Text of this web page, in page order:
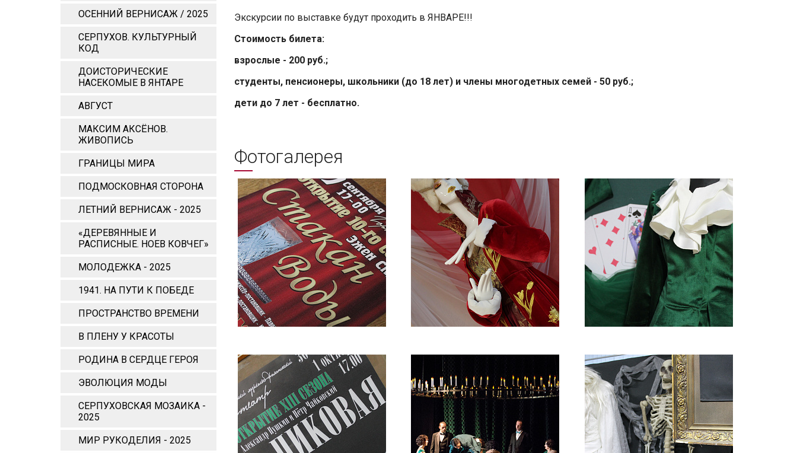
ОСЕННИЙ ВЕРНИСАЖ / 2025
СЕРПУХОВ. КУЛЬТУРНЫЙ
КОД
ДОИСТОРИЧЕСКИЕ
НАСЕКОМЫЕ В ЯНТАРЕ
АВГУСТ
МАКСИМ АКСЁНОВ.
ЖИВОПИСЬ
ГРАНИЦЫ МИРА
ПОДМОСКОВНАЯ СТОРОНА
ЛЕТНИЙ ВЕРНИСАЖ - 2025
«ДЕРЕВЯННЫЕ И
РАСПИСНЫЕ. НОЕВ КОВЧЕГ»
МОЛОДЕЖКА - 2025
1941. НА ПУТИ К ПОБЕДЕ
ПРОСТРАНСТВО ВРЕМЕНИ
В ПЛЕНУ У КРАСОТЫ
РОДИНА В СЕРДЦЕ ГЕРОЯ
ЭВОЛЮЦИЯ МОДЫ
СЕРПУХОВСКАЯ МОЗАИКА -
2025
МИР РУКОДЕЛИЯ - 2025
Экскурсии по выставке будут проходить в ЯНВАРЕ!!!
Стоимость билета:
взрослые - 200 руб.;
студенты, пенсионеры, школьники (до 18 лет) и члены многодетных семей - 50 руб.;
дети до 7 лет - бесплатно.
Фотогалерея